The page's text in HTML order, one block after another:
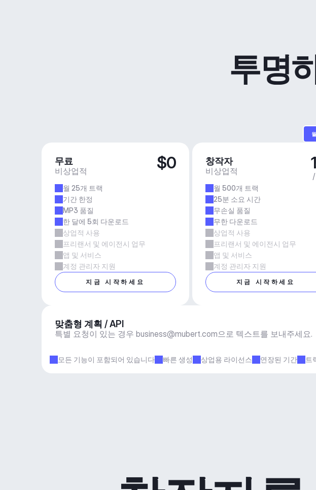
투명
무료
비상업적 $0
월 25개 트랙
기간 한정
MP3 품질
한 달에 5회 다운로드
상업적 사용
프리랜서 및 에이전시 업무
앱 및 서비스
계정 관리자 지원
지금 시작하세요
창작자
비상업적
월 500개 트랙
25분 소요 시간
무손실 품질
무한 다운로드
상업적 사용
프리랜서 및 에이전시 업무
앱 및 서비스
계정 관리자 지원
지금 시작하세요
맞춤형 계획 / API
특별 요청이 있는 경우 business@mubert.com으로 텍스트를 보내주세요.
모든 기능이 포함되어 있습니다 빠른 생성 상업용 라이선스 연장된 기간 트